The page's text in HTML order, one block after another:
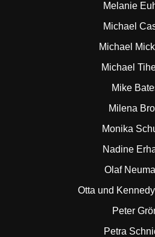
Melanie
Michael
Michael
Michael
Mike
Milena
Monika
Nadine
Olaf
Otta und
Peter
Petra